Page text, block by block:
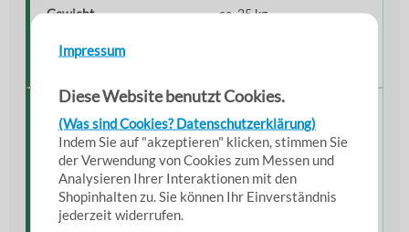
Impressum
Diese Website benutzt Cookies.
(Was sind Cookies? Datenschutzerklärung)
Indem Sie auf "akzeptieren" klicken, stimmen Sie
der Verwendung von Cookies zum Messen und
Analysieren Ihrer Interaktionen mit den
Shopinhalten zu. Sie können Ihr Einverständnis
jederzeit widerrufen.
Gewicht
ca. 25 kg
Fremdkörperdurchlass
Bauweise & Ausstattung
Gleitringdichtung Hart/Hart/Viton®
Edelstahl-Wellenschutzhülse
Offenes, dickwandiges Laufrad
Rückflussventil integriert